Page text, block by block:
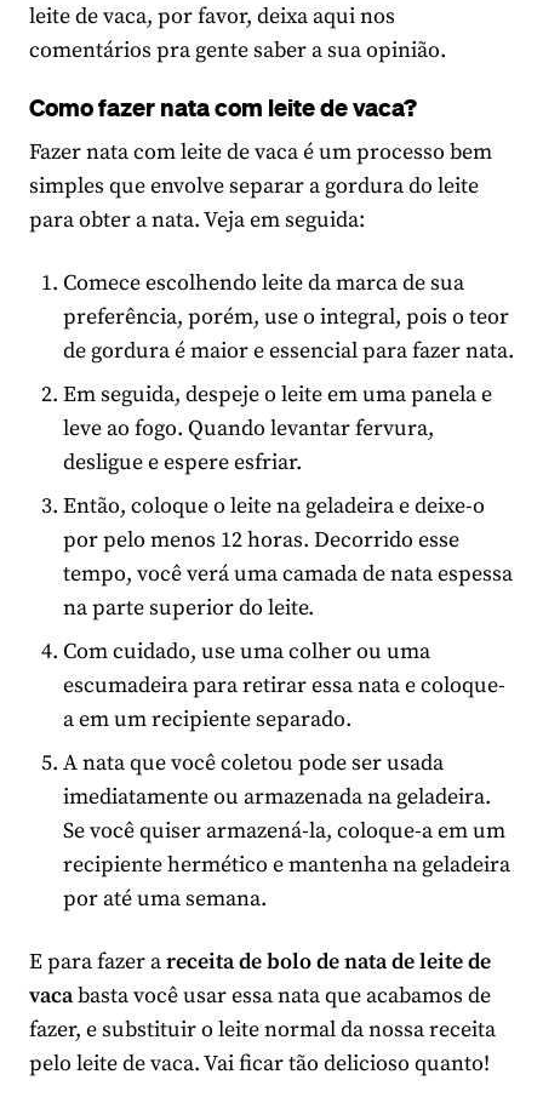
leite de vaca, por favor, deixa aqui nos
comentários pra gente saber a sua opinião.
Como fazer nata com leite de vaca?
Fazer nata com leite de vaca é um processo bem
simples que envolve separar a gordura do leite
para obter a nata. Veja em seguida:
Comece escolhendo leite da marca de sua
preferência, porém, use o integral, pois o teor
de gordura é maior e essencial para fazer nata.
Em seguida, despeje o leite em uma panela e
leve ao fogo. Quando levantar fervura,
desligue e espere esfriar.
Então, coloque o leite na geladeira e deixe-o
por pelo menos 12 horas. Decorrido esse
tempo, você verá uma camada de nata espessa
na parte superior do leite.
Com cuidado, use uma colher ou uma
escumadeira para retirar essa nata e coloque-
a em um recipiente separado.
A nata que você coletou pode ser usada
imediatamente ou armazenada na geladeira.
Se você quiser armazená-la, coloque-a em um
recipiente hermético e mantenha na geladeira
por até uma semana.
E para fazer areceita de bolo de nata de leite de
vacabasta você usar essa nata que acabamos de
fazer, e substituir o leite normal da nossa receita
pelo leite de vaca. Vai ficar tão delicioso quanto!